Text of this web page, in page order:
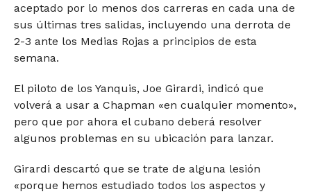
aceptado por lo menos dos carreras en cada una de
sus últimas tres salidas, incluyendo una derrota de
2-3 ante los Medias Rojas a principios de esta
semana.
El piloto de los Yanquis, Joe Girardi, indicó que
volverá a usar a Chapman «en cualquier momento»,
pero que por ahora el cubano deberá resolver
algunos problemas en su ubicación para lanzar.
Girardi descartó que se trate de alguna lesión
«porque hemos estudiado todos los aspectos y